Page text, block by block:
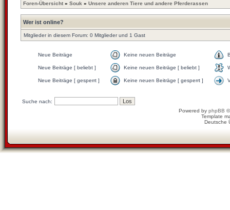
Foren-Übersicht » Souk » Unsere anderen Tiere und andere Pferderassen
Wer ist online?
Mitglieder in diesem Forum: 0 Mitglieder und 1 Gast
Neue Beiträge Keine neuen Beiträge
Neue Beiträge [ beliebt ] Keine neuen Beiträge [ beliebt ]
Neue Beiträge [ gesperrt ] Keine neuen Beiträge [ gesperrt ]
Suche nach:
Powered by phpBB
Template
Deutsche